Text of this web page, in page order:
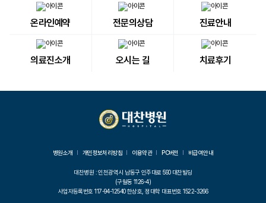
온라인예약 전문의상담 진료안내
의료진소개 오시는 길 치료후기
병원소개 개인정보처리방침 이용약관 PC버전 비급여안내
대찬병원 : 인천광역시 남동구 인주대로 590 대찬빌딩
(구월동 1126-4)
사업자등록번호 117-94-12540 한상호, 정대학 대표번호 1522-3266